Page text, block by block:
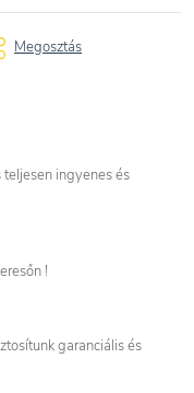
Megosztás
teljesen ingyenes és
!
garanciális és